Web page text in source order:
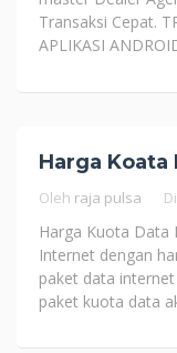
Transaksi Cepat.
APLIKASI
Harga Koata
Oleh raja pulsa
Harga Kuota Data
Internet dengan
paket data
paket kuota data